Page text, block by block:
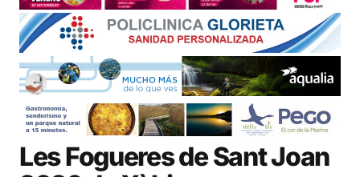
Les Fogueres de Sant Joan